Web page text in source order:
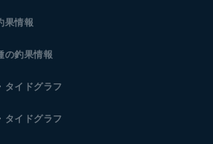
果情報
の釣果情報
タイドグラフ
タイドグラフ